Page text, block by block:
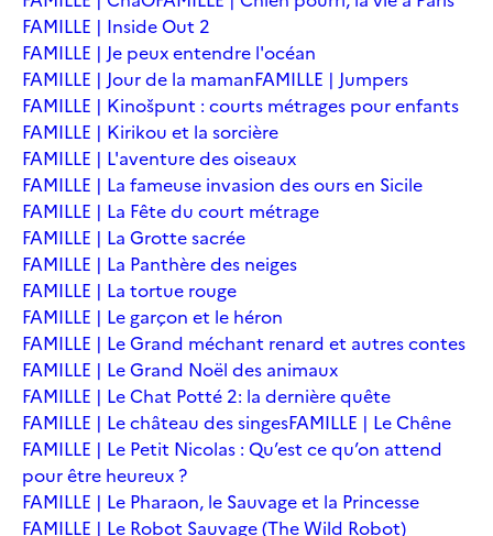
FAMILLE | Inside Out 2
FAMILLE | Je peux entendre l'océan
FAMILLE | Jour de la mamanFAMILLE | Jumpers
FAMILLE | Kinošpunt : courts métrages pour enfants
FAMILLE | Kirikou et la sorcière
FAMILLE | L'aventure des oiseaux
FAMILLE | La fameuse invasion des ours en Sicile
FAMILLE | La Fête du court métrage
FAMILLE | La Grotte sacrée
FAMILLE | La Panthère des neiges
FAMILLE | La tortue rouge
FAMILLE | Le garçon et le héron
FAMILLE | Le Grand méchant renard et autres contes
FAMILLE | Le Grand Noël des animaux
FAMILLE | Le Chat Potté 2: la dernière quête
FAMILLE | Le château des singesFAMILLE | Le Chêne
FAMILLE | Le Petit Nicolas : Qu’est ce qu’on attend
pour être heureux ?
FAMILLE | Le Pharaon, le Sauvage et la Princesse
FAMILLE | Le Robot Sauvage (The Wild Robot)